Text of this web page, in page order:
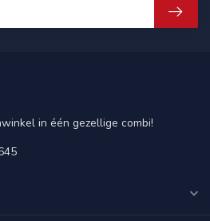
in één gezellige combi!